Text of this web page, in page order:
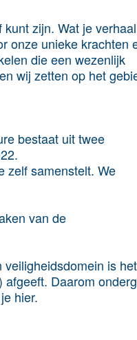
zijn. Wat je verhaal
onze unieke krachten
die een wezenlijk
wij zetten op het
bestaat uit twee
zelf samenstelt. We
van de
is het
afgeeft. Daarom
hier.